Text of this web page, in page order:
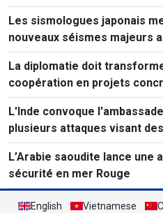
Les sismologues japonais
nouveaux séismes majeurs
La diplomatie doit
coopération en projets
L'Inde convoque
plusieurs attaques visant
mer Noire.
L’Arabie saoudite lance
sécurité en mer Rouge
English Vietnamese